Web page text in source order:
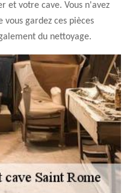
et votre cave. Vous n'avez
vous gardez ces pièces
du nettoyage.